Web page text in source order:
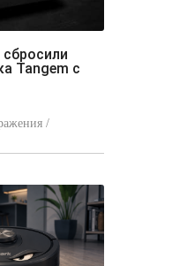
Tangem с
/